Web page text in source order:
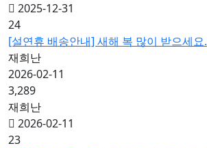
2025-12-31
24
[설연휴 배송안내] 새해 복 많이 받으세요.
재희난
2026-02-11
3,289
재희난
2026-02-11
23